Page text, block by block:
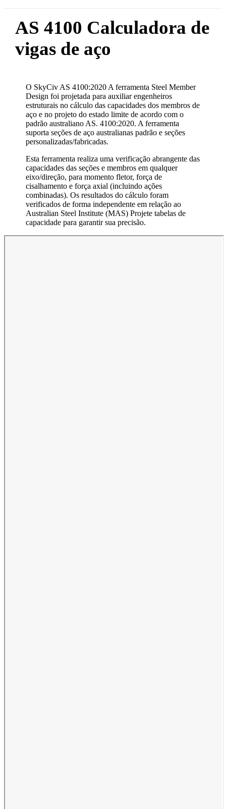
AS 4100 Calculadora de
vigas de aço
O SkyCiv AS 4100:2020 A ferramenta Steel Member
Design foi projetada para auxiliar engenheiros
estruturais no cálculo das capacidades dos membros de
aço e no projeto do estado limite de acordo com o
padrão australiano AS. 4100:2020. A ferramenta
suporta seções de aço australianas padrão e seções
personalizadas/fabricadas.
Esta ferramenta realiza uma verificação abrangente das
capacidades das seções e membros em qualquer
eixo/direção, para momento fletor, força de
cisalhamento e força axial (incluindo ações
combinadas). Os resultados do cálculo foram
verificados de forma independente em relação ao
Australian Steel Institute (MAS) Projete tabelas de
capacidade para garantir sua precisão.